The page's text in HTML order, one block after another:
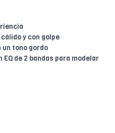
y con golpe
un tono gordo
de 2 bandas para modelar